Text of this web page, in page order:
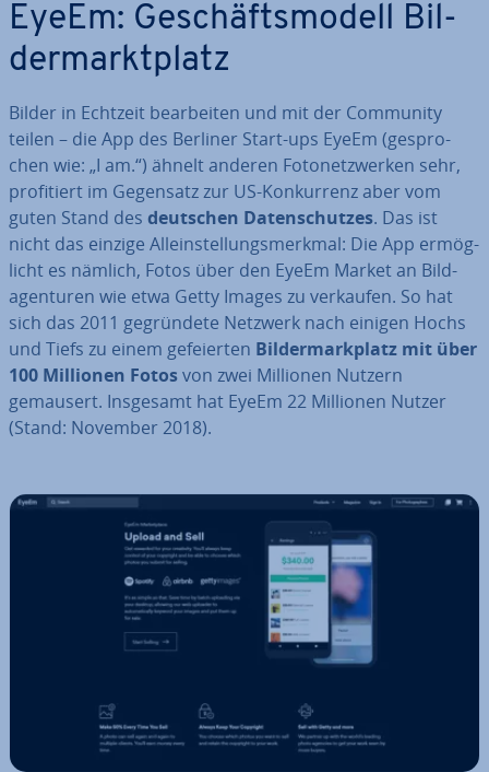
EyeEm: Ge­schäfts­mo­dell Bil­
der­markt­platz
Bilder in Echtzeit be­ar­bei­ten und mit der Community
teilen – die App des Berliner Start-ups EyeEm (ge­spro­
chen wie: „I am.“) ähnelt anderen Fo­to­netz­wer­ken sehr,
pro­fi­tiert im Gegensatz zur US-Kon­kur­renz aber vom
guten Stand des deutschen Da­ten­schut­zes. Das ist
nicht das einzige Al­lein­stel­lungs­merk­mal: Die App er­mög­
licht es nämlich, Fotos über den EyeEm Market an Bild­
agen­tu­ren wie etwa Getty Images zu verkaufen. So hat
sich das 2011 ge­grün­de­te Netzwerk nach einigen Hochs
und Tiefs zu einem ge­fei­er­ten Bil­der­mark­platz mit über
100 Millionen Fotosvon zwei Millionen Nutzern
gemausert. Insgesamt hat EyeEm 22 Millionen Nutzer
(Stand: November 2018).